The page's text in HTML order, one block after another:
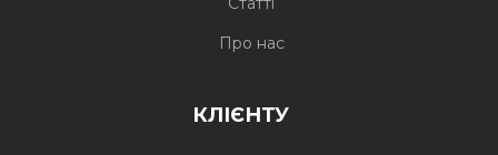
Про нас
КЛІЄНТУ